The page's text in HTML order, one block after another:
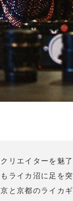
リエイターを魅
ライカ沼に足を
と京都のライカ